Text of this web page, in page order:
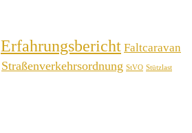
Erfahrungsbericht Faltcaravan
Straßenverkehrsordnung StVO Stützlast